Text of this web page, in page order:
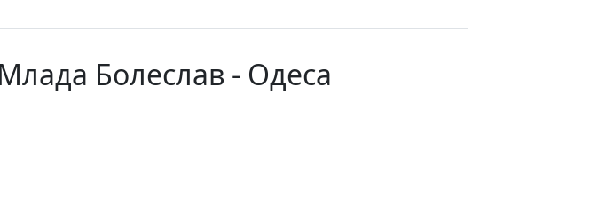
Болеслав - Одеса